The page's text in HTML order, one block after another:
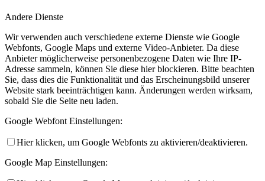
Andere Dienste
Wir verwenden auch verschiedene externe Dienste wie Google
Webfonts, Google Maps und externe Video-Anbieter. Da diese
Anbieter möglicherweise personenbezogene Daten wie Ihre IP-
Adresse sammeln, können Sie diese hier blockieren. Bitte beachten
Sie, dass dies die Funktionalität und das Erscheinungsbild unserer
Website stark beeinträchtigen kann. Änderungen werden wirksam,
sobald Sie die Seite neu laden.
Google Webfont Einstellungen:
Hier klicken, um Google Webfonts zu aktivieren/deaktivieren.
Google Map Einstellungen: